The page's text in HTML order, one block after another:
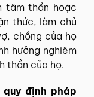
tâm thần hoặc
thức, làm chủ
chồng của họ
hưởng nghiêm
thần của họ.
định pháp